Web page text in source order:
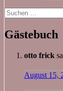
Suchen
nach:
Gästebuch
otto frick
August 15,